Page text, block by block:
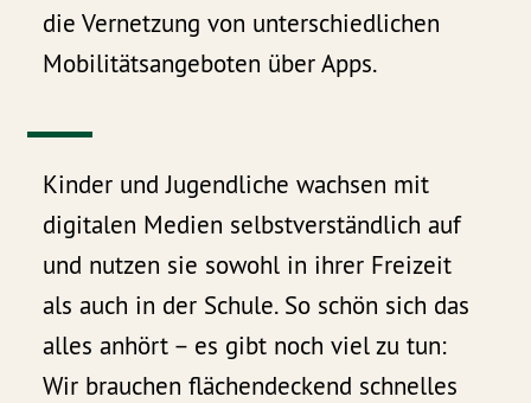
die Vernetzung von unterschiedlichen
Mobilitätsangeboten über Apps.
Kinder und Jugendliche wachsen mit
digitalen Medien selbstverständlich auf
und nutzen sie sowohl in ihrer Freizeit
als auch in der Schule. So schön sich das
alles anhört – es gibt noch viel zu tun:
Wir brauchen flächendeckend schnelles